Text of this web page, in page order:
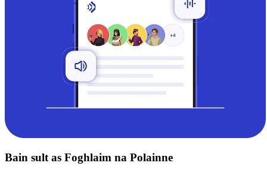
Bain sult as Foghlaim na Polainne